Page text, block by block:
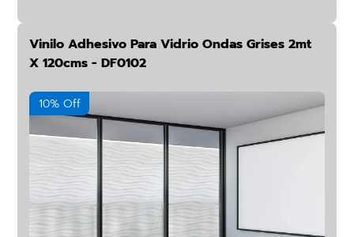
Vinilo Adhesivo Para Vidrio Ondas Grises 2mt
X 120cms - DF0102
10% Off